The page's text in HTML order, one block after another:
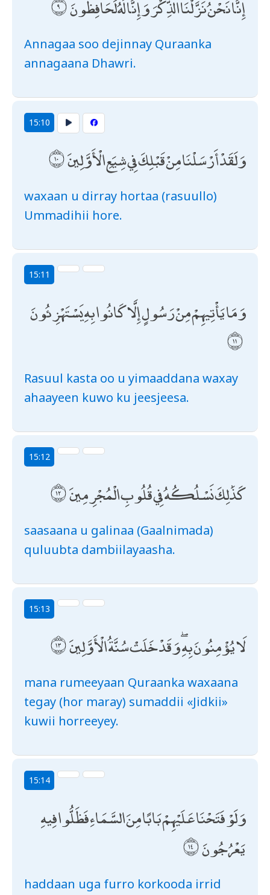
إِنَّا نَحْنُ نَزَّلْنَا الذِّكْرَ وَإِنَّا لَهُ لَحَافِظُونَ
Annagaa soo dejinnay Quraanka
annagaana Dhawri.
15:10
وَلَقَدْ أَرْسَلْنَا مِنْ قَبْلِكَ فِي شِيَعِ الْأَوَّلِينَ
waxaan u dirray hortaa (rasuullo)
Ummadihii hore.
15:11
وَمَا يَأْتِيهِمْ مِنْ رَسُولٍ إِلَّا كَانُوا بِهِ يَسْتَهْزِئُونَ
Rasuul kasta oo u yimaaddana waxay
ahaayeen kuwo ku jeesjeesa.
15:12
كَذَٰلِكَ نَسْلُكُهُ فِي قُلُوبِ الْمُجْرِمِينَ
saasaana u galinaa (Gaalnimada)
quluubta dambiilayaasha.
15:13
لَا يُؤْمِنُونَ بِهِ ۖ وَقَدْ خَلَتْ سُنَّةُ الْأَوَّلِينَ
mana rumeeyaan Quraanka waxaana
tegay (hor maray) sumaddii «Jidkii»
kuwii horreeyey.
15:14
وَلَوْ فَتَحْنَا عَلَيْهِمْ بَابًا مِنَ السَّمَاءِ فَظَلُّوا فِيهِ
يَعْرُجُونَ
haddaan uga furro korkooda irrid